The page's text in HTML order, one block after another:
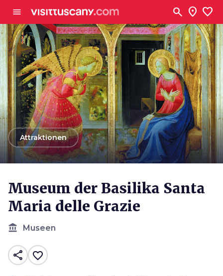
menu search location_on favorite
arrow_backAttraktionen
Museum der Basilika Santa
Maria delle Grazie
account_balance Museen
share favorite_border